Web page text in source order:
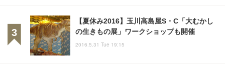
【夏休み2016】玉川高島屋S・C「大むかし
の生きもの展」ワークショップも開催
2016.5.31 Tue 19:15